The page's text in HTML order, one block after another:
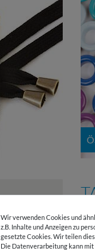
Wir verwenden Cookies und
z.B. Inhalte und Anzeigen zu
gesetzte Cookies. Wir teilen
Die Datenverarbeitung kann mit